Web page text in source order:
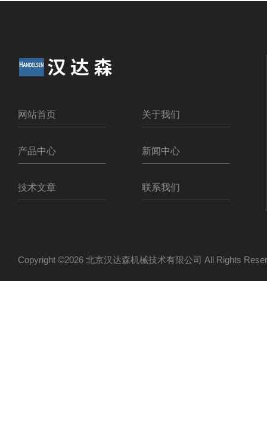
网站首页 关于我们
产品中心 新闻中心
技术文章 联系我们
Copyright ©2026 北京汉达森机械技术有限公司 All Rights